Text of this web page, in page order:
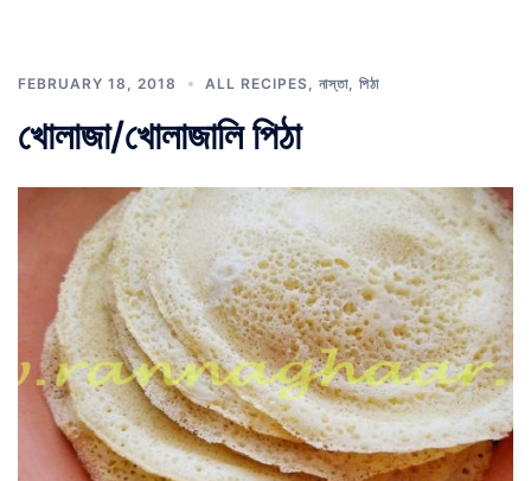
FEBRUARY 18, 2018 ALL RECIPES নাস্তা পিঠা
খোলাজা/খোলাজালি পিঠা